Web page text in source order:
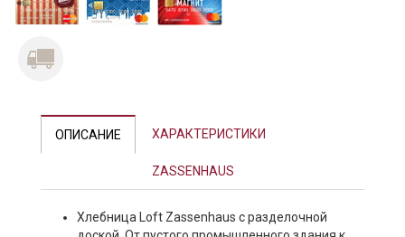
ОПИСАНИЕ ХАРАКТЕРИСТИКИ
ZASSENHAUS
Хлебница Loft Zassenhaus с разделочной